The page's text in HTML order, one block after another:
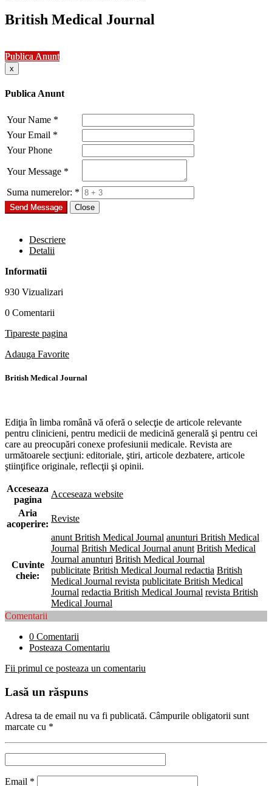
British Medical Journal
Publica Anunt
x
Publica Anunt
Your Name *
Your Email *
Your Phone
Your Message *
Suma numerelor: *
Send Message Close
Descriere
Detalii
Informatii
930 Vizualizari
0 Comentarii
Tipareste pagina
Adauga Favorite
British Medical Journal
Ediţia în limba română vă oferă o selecţie de articole relevante
pentru clinicieni, pentru medicii de medicină generală şi pentru cei
care au preocupări conexe profesiunii medicale. Revista are
următoarele secţiuni: editoriale, ştiri, articole dezbatere, articole
ştiinţifice originale, reflecţii şi opinii.
Acceseaza
pagina
Acceseaza website
Aria
acoperire:
Reviste
Cuvinte
cheie:
anunt British Medical Journal anunturi British Medical
Journal British Medical Journal anunt British Medical
Journal anunturi British Medical Journal
publicitate British Medical Journal redactia British
Medical Journal revista publicitate British Medical
Journal redactia British Medical Journal revista British
Medical Journal
Comentarii
0 Comentarii
Posteaza Comentariu
Fii primul ce posteaza un comentariu
Lasă un răspuns
Adresa ta de email nu va fi publicată. Câmpurile obligatorii sunt
marcate cu *
Email *